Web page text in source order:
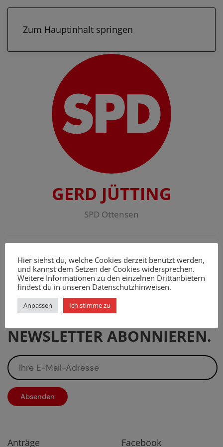
Zum Hauptinhalt springen
GERD JÜTTING
SPD Ottensen
Startseite Abgeordnete
JETZT DEN SPD ALTONA
NEWSLETTER ABONNIEREN.
Anträge Facebook
Hier siehst du, welche Cookies derzeit benutzt werden,
und kannst dem Setzen der Cookies widersprechen.
Weitere Informationen zu den einzelnen Drittanbietern
findest du in unseren Datenschutzhinweisen.
Anpassen Ich stimme zu